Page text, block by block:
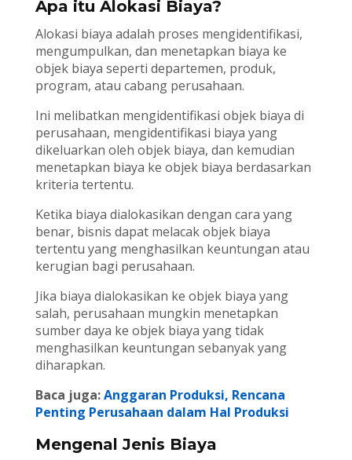
Apa itu Alokasi Biaya?
Alokasi biaya adalah proses mengidentifikasi,
mengumpulkan, dan menetapkan biaya ke
objek biaya seperti departemen, produk,
program, atau cabang perusahaan.
Ini melibatkan mengidentifikasi objek biaya di
perusahaan, mengidentifikasi biaya yang
dikeluarkan oleh objek biaya, dan kemudian
menetapkan biaya ke objek biaya berdasarkan
kriteria tertentu.
Ketika biaya dialokasikan dengan cara yang
benar, bisnis dapat melacak objek biaya
tertentu yang menghasilkan keuntungan atau
kerugian bagi perusahaan.
Jika biaya dialokasikan ke objek biaya yang
salah, perusahaan mungkin menetapkan
sumber daya ke objek biaya yang tidak
menghasilkan keuntungan sebanyak yang
diharapkan.
Baca juga:Anggaran Produksi, Rencana
Penting Perusahaan dalam Hal Produksi
Mengenal Jenis Biaya